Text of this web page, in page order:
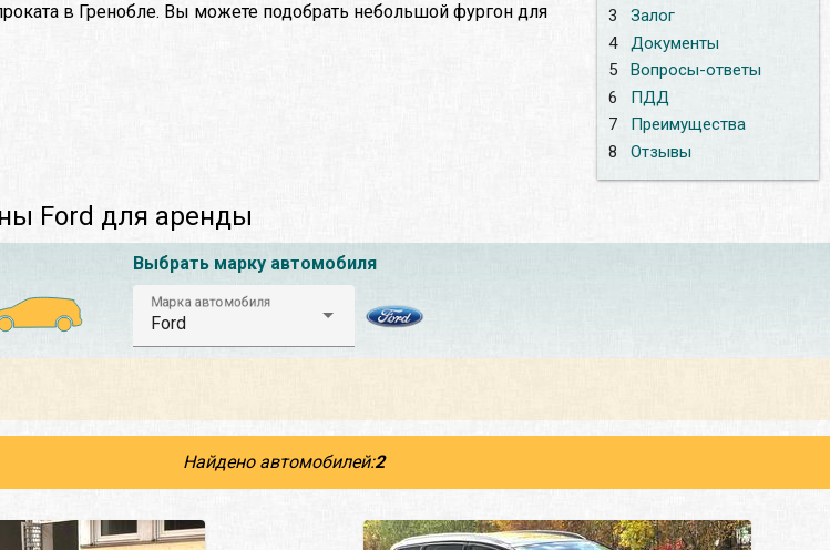
3
Залог
4
Документы
5
Вопросы-ответы
6
ПДД
7
Преимущества
8
Отзывы
в Гренобле. Вы можете подобрать небольшой фургон для
Ford для аренды
Выбрать марку автомобиля
Марка автомобиля
Ford
Найдено автомобилей:2